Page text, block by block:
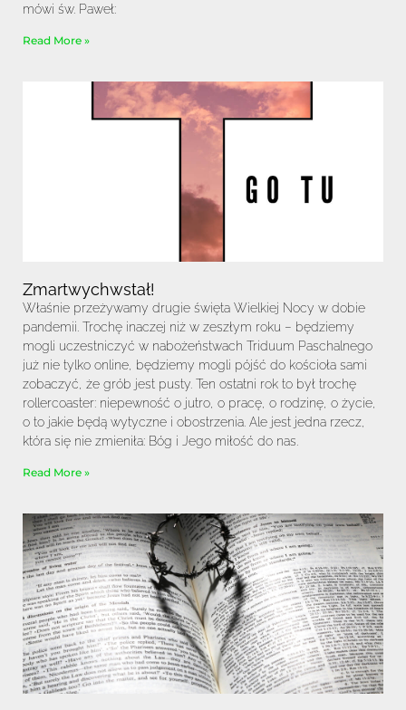
mówi św. Paweł:
Read More »
Zmartwychwstał!
Właśnie przeżywamy drugie święta Wielkiej Nocy w dobie
pandemii. Trochę inaczej niż w zeszłym roku – będziemy
mogli uczestniczyć w nabożeństwach Triduum Paschalnego
już nie tylko online, będziemy mogli pójść do kościoła sami
zobaczyć, że grób jest pusty. Ten ostatni rok to był trochę
rollercoaster: niepewność o jutro, o pracę, o rodzinę, o życie,
o to jakie będą wytyczne i obostrzenia. Ale jest jedna rzecz,
która się nie zmieniła: Bóg i Jego miłość do nas.
Read More »